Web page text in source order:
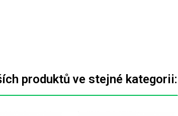
produktů ve stejné kategorii: